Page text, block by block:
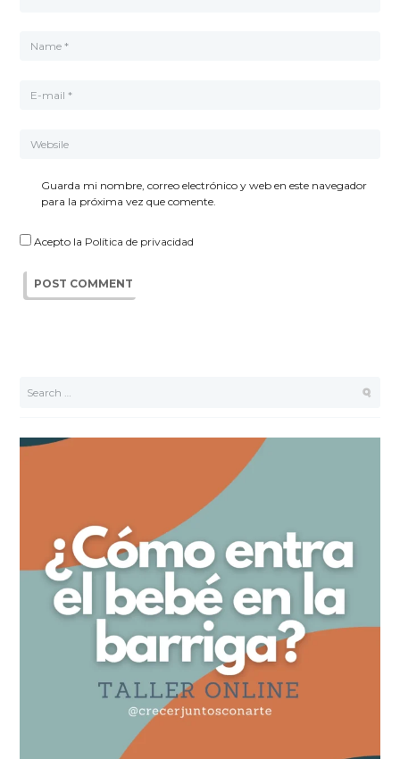
Guarda mi nombre, correo electrónico y web en este navegador
para la próxima vez que comente.
Acepto la Política de privacidad